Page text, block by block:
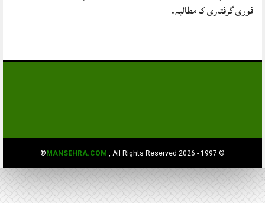
فوری گرفتاری کا مطالبہ.
© 1997 - 2026
MANSEHRA.COM , All Rights Reserved®